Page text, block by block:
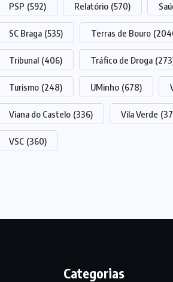
PSP (592) Relatório (570)
SC Braga (535) Terras de Bouro
Tribunal (406) Tráfico de Droga
Turismo (248) UMinho (678)
Viana do Castelo (336) Vila Verde
VSC (360)
Categorias